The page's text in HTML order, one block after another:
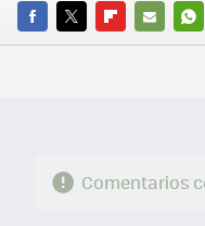
FACEBOOK
TWITTERFLIPBOARD
E-
Comentarios